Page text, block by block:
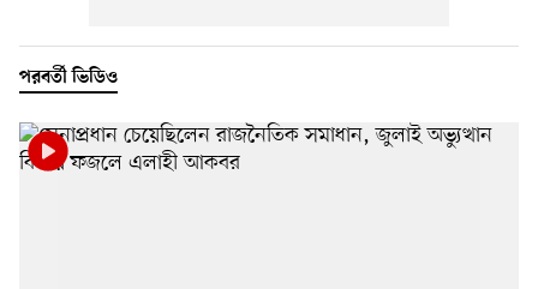
পরবর্তী ভিডিও